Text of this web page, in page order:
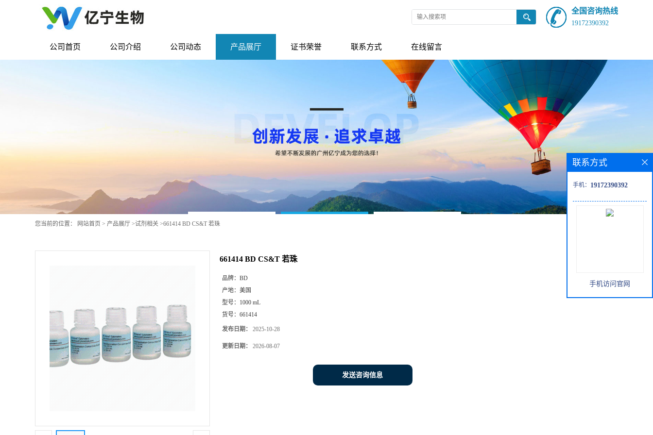
全国咨询热线
19172390392
公司首页 公司介绍 公司动态 产品展厅 证书荣誉 联系方式 在线留言
您当前的位置： 网站首页 > 产品展厅 >试剂相关 >661414 BD CS&T 若珠
661414 BD CS&T 若珠
品牌： BD
产地： 美国
型号： 1000 mL
货号： 661414
发布日期： 2025-10-28
更新日期： 2026-08-07
发送咨询信息
联系方式
手机： 19172390392
手机访问官网